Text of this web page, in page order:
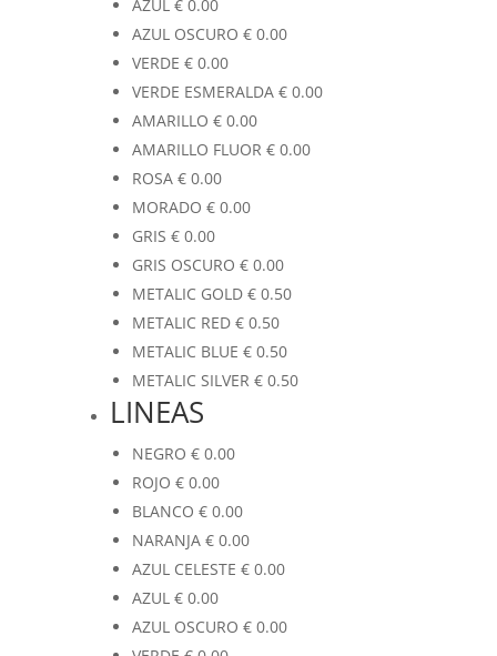
AZUL €0.00
AZUL OSCURO €0.00
VERDE €0.00
VERDE ESMERALDA €0.00
AMARILLO €0.00
AMARILLO FLUOR €0.00
ROSA €0.00
MORADO €0.00
GRIS €0.00
GRIS OSCURO €0.00
METALIC GOLD €0.50
METALIC RED €0.50
METALIC BLUE €0.50
METALIC SILVER €0.50
LINEAS
NEGRO €0.00
ROJO €0.00
BLANCO €0.00
NARANJA €0.00
AZUL CELESTE €0.00
AZUL €0.00
AZUL OSCURO €0.00